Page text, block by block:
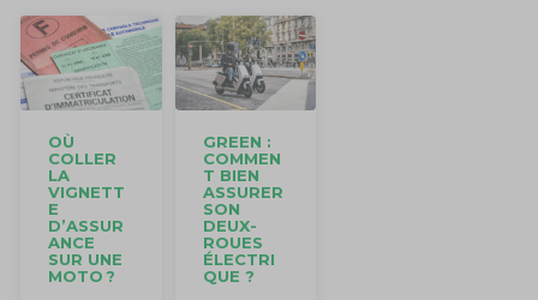
OÙ
COLLER
LA
VIGNETT
E
D’ASSUR
ANCE
SUR UNE
MOTO ?
GREEN :
COMMEN
T BIEN
ASSURER
SON
DEUX-
ROUES
ÉLECTRI
QUE ?